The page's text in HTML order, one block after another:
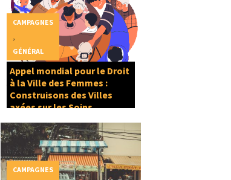
Appel mondial pour le Droit
à la Ville des Femmes :
Construisons des Villes
axées sur les Soins
CAMPAGNES
GÉNÉRAL
CAMPAGNES